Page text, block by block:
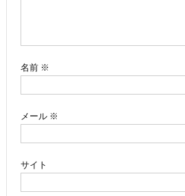
名前 ※
メール ※
サイト